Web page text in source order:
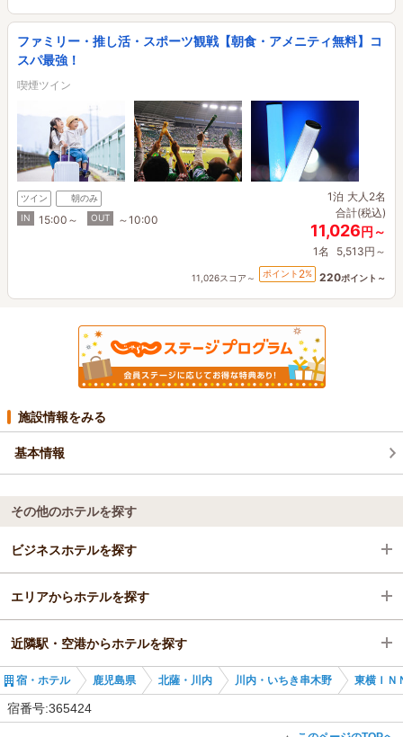
ファミリー・推し活・スポーツ観戦【朝食・アメニティ無料】コ
スパ最強！
喫煙ツイン
ツイン
朝のみ
IN
15:00～ OUT ～10:00
1泊 大人2名
合計(税込)
11,026円～
1名 5,513円～
11,026スコア～ ポイント 2% 220ポイント～
施設情報をみる
基本情報
その他のホテルを探す
ビジネスホテルを探す
鹿児島県
北薩・川内
川内・いちき串木野
エリアからホテルを探す
鹿児島県
北薩・川内
近隣駅・空港からホテルを探す
川内駅
宿・ホテル 鹿児島県 北薩・川内 川内・いちき串木野 東横ＩＮ
宿番号:365424